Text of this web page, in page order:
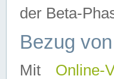
der Beta-
Bezug
Mit Online-